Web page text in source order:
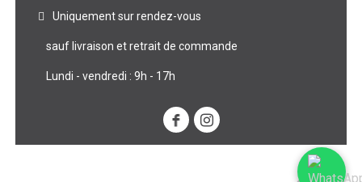
Uniquement sur rendez-vous
sauf livraison et retrait de commande
Lundi - vendredi : 9h - 17h